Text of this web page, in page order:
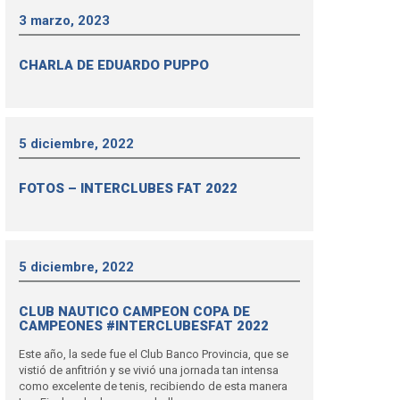
3 marzo, 2023
CHARLA DE EDUARDO PUPPO
5 diciembre, 2022
FOTOS – INTERCLUBES FAT 2022
5 diciembre, 2022
CLUB NAUTICO CAMPEON COPA DE
CAMPEONES #INTERCLUBESFAT 2022
Este año, la sede fue el Club Banco Provincia, que se
vistió de anfitrión y se vivió una jornada tan intensa
como excelente de tenis, recibiendo de esta manera